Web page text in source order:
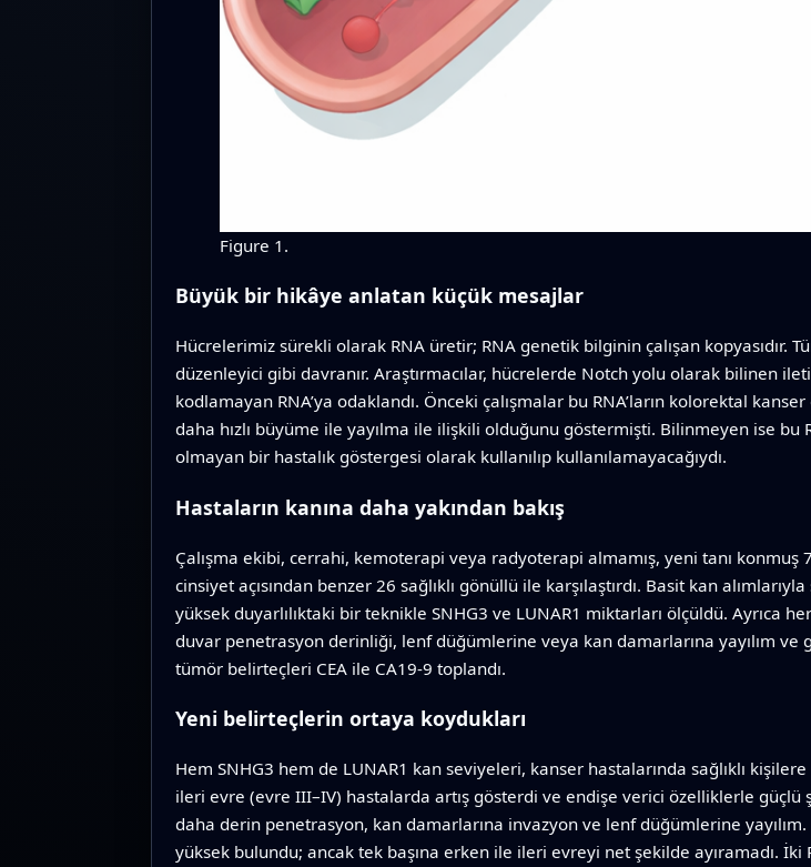
Figure 1.
Büyük bir hikâye anlatan küçük mesajlar
Hücrelerimiz sürekli olarak RNA üretir; RNA genetik bilginin çalışan kopyasıdır.
düzenleyici gibi davranır. Araştırmacılar, hücrelerde Notch yolu olarak bilinen
kodlamayan RNA’ya odaklandı. Önceki çalışmalar bu RNA’ların kolorektal
daha hızlı büyüme ile yayılma ile ilişkili olduğunu göstermişti. Bilinmeyen ise bu
olmayan bir hastalık göstergesi olarak kullanılıp kullanılamayacağıydı.
Hastaların kanına daha yakından bakış
Çalışma ekibi, cerrahi, kemoterapi veya radyoterapi almamış, yeni tanı konmuş
cinsiyet açısından benzer 26 sağlıklı gönüllü ile karşılaştırdı. Basit kan
yüksek duyarlılıktaki bir teknikle SNHG3 ve LUNAR1 miktarları ölçüldü. Ayrıca
duvar penetrasyon derinliği, lenf düğümlerine veya kan damarlarına yayılım
tümör belirteçleri CEA ile CA19‑9 toplandı.
Yeni belirteçlerin ortaya koydukları
Hem SNHG3 hem de LUNAR1 kan seviyeleri, kanser hastalarında sağlıklı
ileri evre (evre III–IV) hastalarda artış gösterdi ve endişe verici özelliklerle
daha derin penetrasyon, kan damarlarına invazyon ve lenf düğümlerine
yüksek bulundu; ancak tek başına erken ile ileri evreyi net şekilde ayıramadı.